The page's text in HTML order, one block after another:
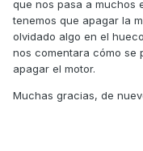
que nos pasa a muchos
tenemos que apagar la
olvidado algo en el
nos comentara cómo se
apagar el motor.
Muchas gracias, de